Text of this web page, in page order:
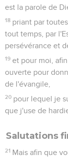
est la parole de
18 priant par
tout temps, par
persévérance et
19 et pour moi,
ouverte pour
de l'évangile,
20 pour lequel je
que j'use de
Salutations
21 Mais afin que